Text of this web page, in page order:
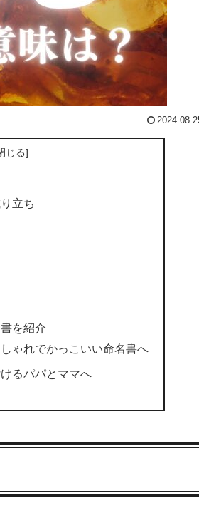
立ち
を紹介
ゃれでかっこいい命名書へ
るパパとママへ